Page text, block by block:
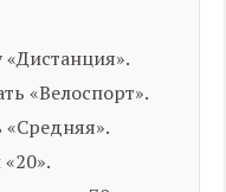
«Велоспорт».
«Средняя».